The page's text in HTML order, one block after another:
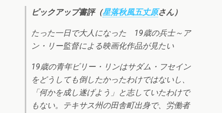
ピックアップ書評（星落秋風五丈原さん）
たった一日で大人になった 19歳の兵士～ア
ン・リー監督による映画化作品が見たい
19歳の青年ビリー・リンはサダム・フセイン
をどうしても倒したかったわけではないし、
「何かを成し遂げよう」と志していたわけで
もない。テキサス州の田舎町出身で、労働者